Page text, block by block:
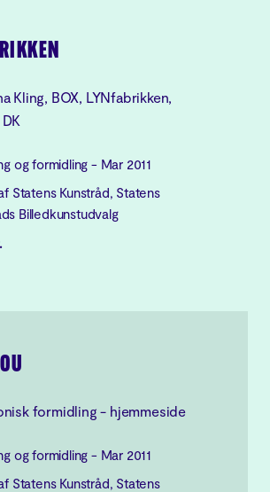
Kling, BOX, LYNfabrikken,
og formidling - Mar 2011
Statens Kunstråd, Statens
Billedkunstudvalg
formidling - hjemmeside
og formidling - Mar 2011
Statens Kunstråd, Statens